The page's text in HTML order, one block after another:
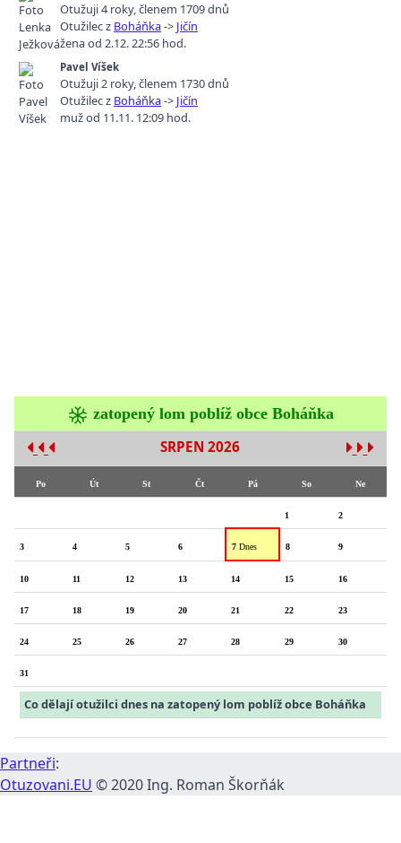
Otužuji 4 roky,členem 1709 dnů
Otužilec z Boháňka-> Jičín
žena od 2.12. 22:56 hod.
Pavel Víšek
Otužuji 2 roky,členem 1730 dnů
Otužilec z Boháňka-> Jičín
muž od 11.11. 12:09 hod.
zatopený lom poblíž obce Boháňka
SRPEN 2026
Po Út St Čt Pá So Ne
1 2
3 4 5 6 7Dnes 8 9
10 11 12 13 14 15 16
17 18 19 20 21 22 23
24 25 26 27 28 29 30
31
Co dělají otužilci dnes na zatopený lom poblíž obce Boháňka
Partneři:
Otuzovani.EU © 2020 Ing. Roman Škorňák